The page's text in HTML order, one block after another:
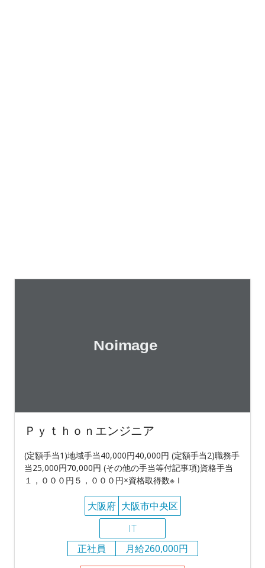
Ｐｙｔｈｏｎエンジニア
(定額手当1)地域手当40,000円40,000円 (定額手当2)職務手
当25,000円70,000円 (その他の手当等付記事項)資格手当
１，０００円５，０００円×資格取得数※Ｉ
大阪府 大阪市中央区
IT
正社員
月給260,000円